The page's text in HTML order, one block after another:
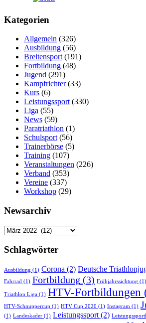
Kategorien
Allgemein (326)
Ausbildung (56)
Breitensport (191)
Fortbildung (48)
Jugend (291)
Kampfrichter(33)
Kurs (6)
Leistungssport (330)
Liga (55)
News (59)
Paratriathlon (1)
Schulsport (56)
Trainerbörse (5)
Training (107)
Veranstaltungen (226)
Verband (353)
Vereine (337)
Workshop (29)
Newsarchiv
Newsarchiv
Schlagwörter
Ausbildung (1) Corona (2) Deutsche
Fahrrad (1) Fortbildung (3) Frühjahrssichtung (1)
Triathlon Liga (1) HTV-Fortbildungen
HTV-Schnuppercup (1) HTV Cup 2020 (1) Instagram (1)
(1) Landeskader (1) Leistungssport(2)